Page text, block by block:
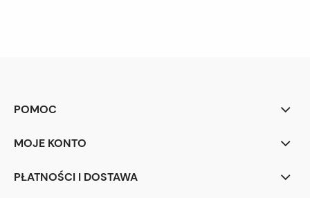
POMOC
MOJE KONTO
PŁATNOŚCI I DOSTAWA